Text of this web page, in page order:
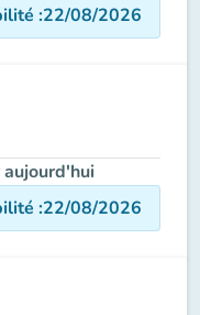
:22/08/2026
:22/08/2026